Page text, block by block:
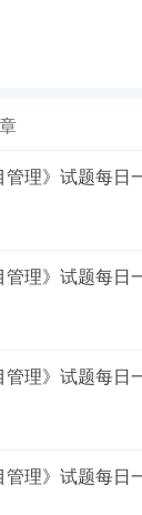
(季)度成本分析
”亏损，则应
政策亏损
告业主方
理》试题每日
理》试题每日
理》试题每日
理》试题每日